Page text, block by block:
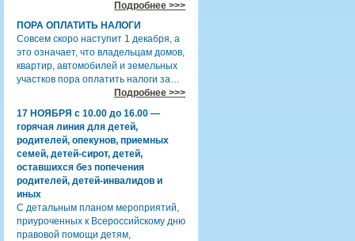
Подробнее >>>
ПОРА ОПЛАТИТЬ НАЛОГИ
Совсем скоро наступит 1 декабря, а
это означает, что владельцам домов,
квартир, автомобилей и земельных
участков пора оплатить налоги за…
Подробнее >>>
17 НОЯБРЯ с 10.00 до 16.00 —
горячая линия для детей,
родителей, опекунов, приемных
семей, детей-сирот, детей,
оставшихся без попечения
родителей, детей-инвалидов и
иных
С детальным планом мероприятий,
приуроченных к Всероссийскому дню
правовой помощи детям,